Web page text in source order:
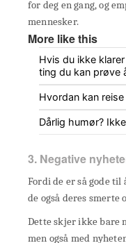
for deg en gang, og
mennesker.
More like this
Hvis du ikke
ting du kan prøve
Hvordan kan
Dårlig humør?
3. Negative
Fordi de er så gode
de også deres smerte
Dette skjer ikke bare
men også med